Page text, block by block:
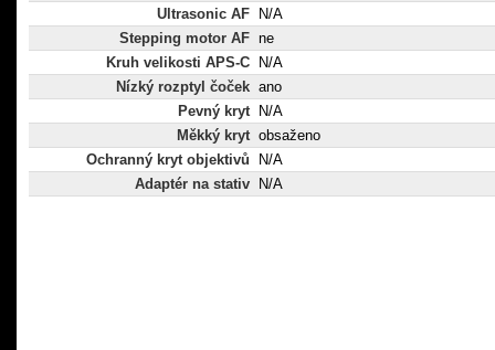
Ultrasonic AF
N/A
Stepping motor AF ne
Kruh velikosti APS-C
N/A
Nízký rozptyl čoček ano
Pevný kryt
N/A
Měkký kryt obsaženo
Ochranný kryt objektivů
N/A
Adaptér na stativ
N/A